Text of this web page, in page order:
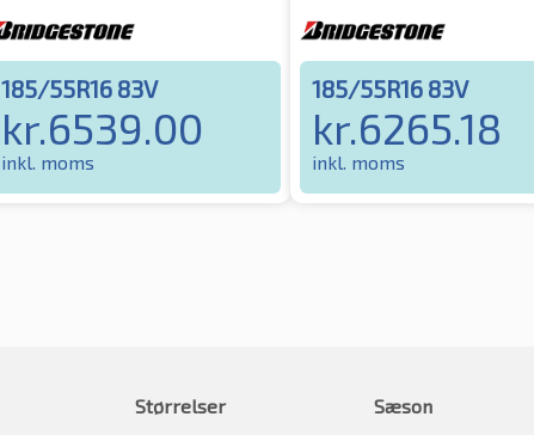
185/55R16 83V
kr.6539.00
inkl. moms
185/55R16 83V
kr.6265.18
inkl. moms
Størrelser
Sæson